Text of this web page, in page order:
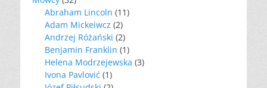
Abraham Lincoln (11)
Adam Mickeiwcz (2)
Andrzej Różański (2)
Benjamin Franklin (1)
Helena Modrzejewska (3)
Ivona Pavlović (1)